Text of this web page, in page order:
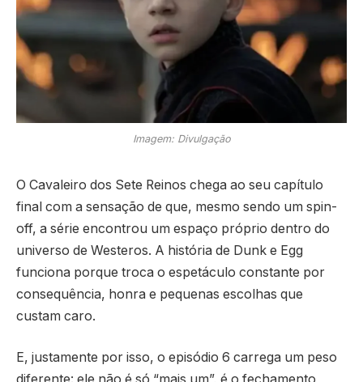
Imagem: Divulgação
O Cavaleiro dos Sete Reinos chega ao seu capítulo
final com a sensação de que, mesmo sendo um spin-
off, a série encontrou um espaço próprio dentro do
universo de Westeros. A história de Dunk e Egg
funciona porque troca o espetáculo constante por
consequência, honra e pequenas escolhas que
custam caro.
E, justamente por isso, o episódio 6 carrega um peso